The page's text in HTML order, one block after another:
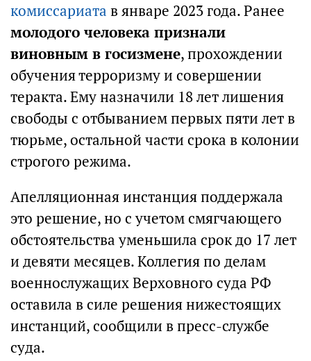
комиссариата в январе 2023 года. Ранее
молодого человека признали
виновным в госизмене, прохождении
обучения терроризму и совершении
теракта. Ему назначили 18 лет лишения
свободы с отбыванием первых пяти лет в
тюрьме, остальной части срока в колонии
строгого режима.
Апелляционная инстанция поддержала
это решение, но с учетом смягчающего
обстоятельства уменьшила срок до 17 лет
и девяти месяцев. Коллегия по делам
военнослужащих Верховного суда РФ
оставила в силе решения нижестоящих
инстанций, сообщили в пресс-службе
суда.